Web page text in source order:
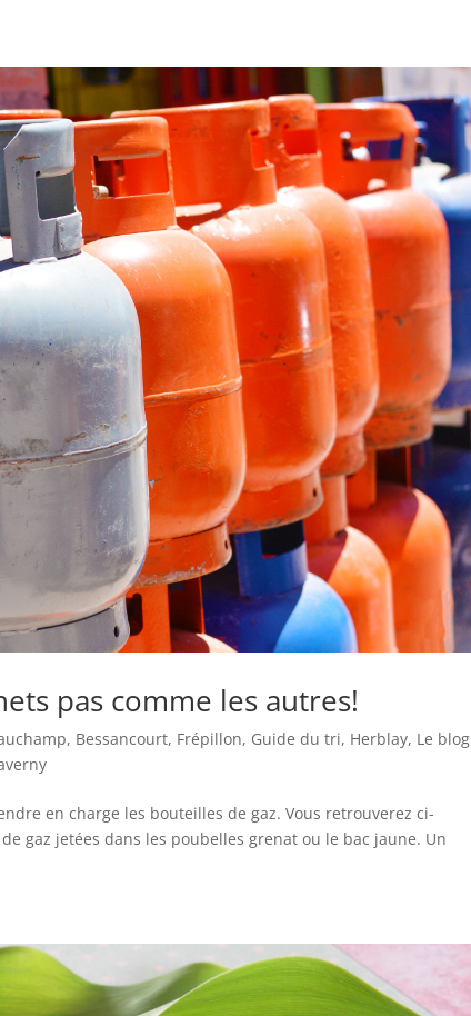
pas comme les autres!
, Bessancourt, Frépillon, Guide du tri, Herblay, Le blog
en charge les bouteilles de gaz. Vous retrouverez ci-
gaz jetées dans les poubelles grenat ou le bac jaune. Un